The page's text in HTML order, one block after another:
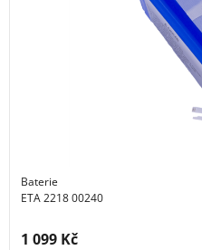
Baterie
ETA 2218 00240
Cena s DPH:
1 099 Kč